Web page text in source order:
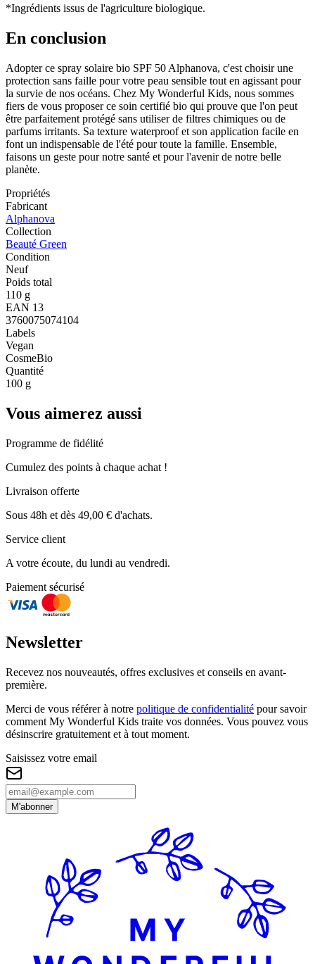
*Ingrédients issus de l'agriculture biologique.
En conclusion
Adopter ce spray solaire bio SPF 50 Alphanova, c'est choisir une
protection sans faille pour votre peau sensible tout en agissant pour
la survie de nos océans. Chez My Wonderful Kids, nous sommes
fiers de vous proposer ce soin certifié bio qui prouve que l'on peut
être parfaitement protégé sans utiliser de filtres chimiques ou de
parfums irritants. Sa texture waterproof et son application facile en
font un indispensable de l'été pour toute la famille. Ensemble,
faisons un geste pour notre santé et pour l'avenir de notre belle
planète.
Propriétés
Fabricant
Alphanova
Collection
Beauté Green
Condition
Neuf
Poids total
110 g
EAN 13
3760075074104
Labels
Vegan
CosmeBio
Quantité
100 g
Vous aimerez aussi
Programme de fidélité
Cumulez des points à chaque achat !
Livraison offerte
Sous 48h et dès 49,00 € d'achats.
Service client
A votre écoute, du lundi au vendredi.
Paiement sécurisé
Newsletter
Recevez nos nouveautés, offres exclusives et conseils en avant-
première.
Merci de vous référer à notre politique de confidentialité pour savoir
comment My Wonderful Kids traite vos données. Vous pouvez vous
désinscrire gratuitement et à tout moment.
Saisissez votre email
M'abonner